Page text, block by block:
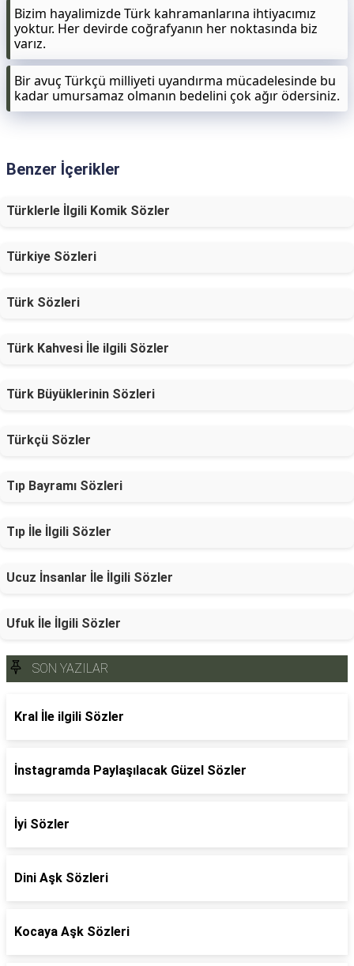
Bizim hayalimizde Türk kahramanlarına ihtiyacımız
yoktur. Her devirde coğrafyanın her noktasında biz
varız.
Bir avuç Türkçü milliyeti uyandırma mücadelesinde bu
kadar umursamaz olmanın bedelini çok ağır ödersiniz.
Benzer İçerikler
Türklerle İlgili Komik Sözler
Türkiye Sözleri
Türk Sözleri
Türk Kahvesi İle ilgili Sözler
Türk Büyüklerinin Sözleri
Türkçü Sözler
Tıp Bayramı Sözleri
Tıp İle İlgili Sözler
Ucuz İnsanlar İle İlgili Sözler
Ufuk İle İlgili Sözler
SON YAZILAR
Kral İle ilgili Sözler
İnstagramda Paylaşılacak Güzel Sözler
İyi Sözler
Dini Aşk Sözleri
Kocaya Aşk Sözleri